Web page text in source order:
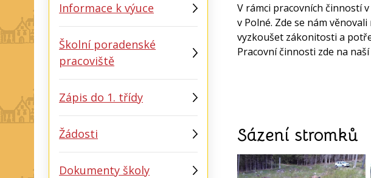
V rámci pracovních činností
v Polné. Zde se nám
vyzkoušet zákonitosti a
Pracovní činnosti zde na
Sázení stromků
Informace k výuce
Školní poradenské
pracoviště
Zápis do 1. třídy
Žádosti
Dokumenty školy